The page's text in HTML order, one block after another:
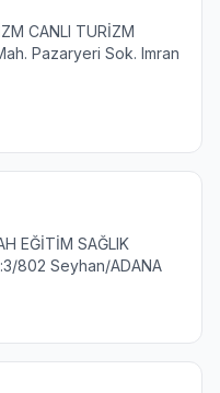
CANLI TURİZM
Pazaryeri Sok. Imran
EĞİTİM SAĞLIK
802 Seyhan/ADANA